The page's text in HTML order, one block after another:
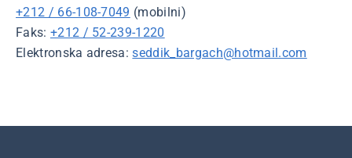
+212 / 66-108-7049 (mobilni)
Faks: +212 / 52-239-1220
Elektronska adresa:seddik_bargach@hotmail.com